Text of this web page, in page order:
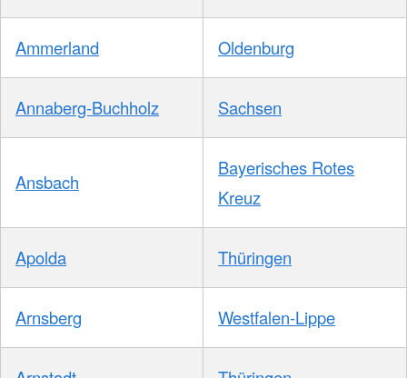
Ammerland Oldenburg
Annaberg-Buchholz Sachsen
Ansbach
Bayerisches Rotes
Kreuz
Apolda Thüringen
Arnsberg Westfalen-Lippe